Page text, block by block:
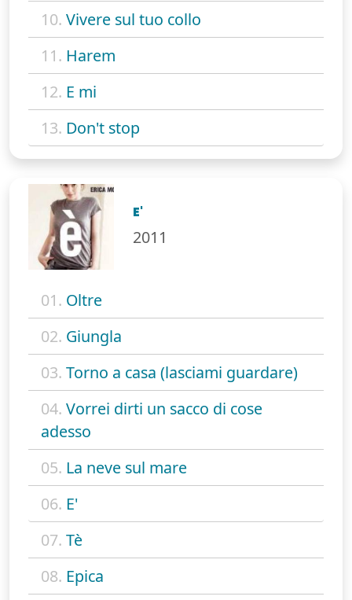
10. Vivere sul tuo collo
11. Harem
12. E mi
13. Don't stop
E'
2011
01. Oltre
02. Giungla
03. Torno a casa (lasciami guardare)
04. Vorrei dirti un sacco di cose
adesso
05. La neve sul mare
06. E'
07. Tè
08. Epica